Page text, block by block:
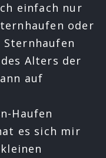
einfach nur
oder
Alters der
auf
Haufen
es sich mir